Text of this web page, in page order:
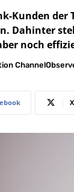
Kunden der
Dahinter
noch
X